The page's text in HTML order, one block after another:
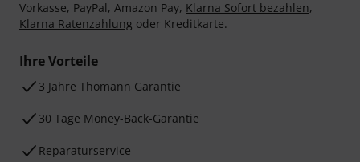
Vorkasse, PayPal, Amazon Pay, Klarna Sofort bezahlen,
Klarna Ratenzahlung oder Kreditkarte.
Ihre Vorteile
3 Jahre Thomann Garantie
30 Tage Money-Back-Garantie
Reparaturservice